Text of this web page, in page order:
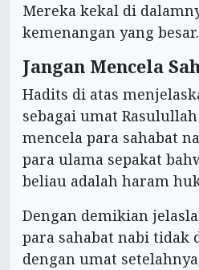
Mereka kekal di
kemenangan yang
Jangan Mencela
Hadits di atas
sebagai umat
mencela para sahabat
para ulama sepakat
beliau adalah haram
Dengan demikian
para sahabat nabi tidak
dengan umat